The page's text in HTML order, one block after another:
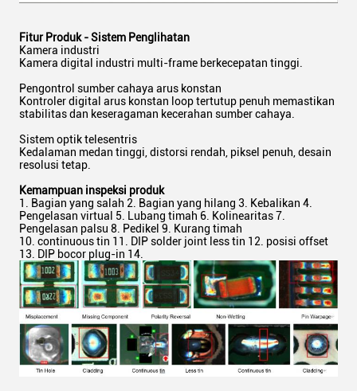
Fitur Produk - Sistem Penglihatan
Kamera industri
Kamera digital industri multi-frame berkecepatan tinggi.
Pengontrol sumber cahaya arus konstan
Kontroler digital arus konstan loop tertutup penuh memastikan
stabilitas dan keseragaman kecerahan sumber cahaya.
Sistem optik telesentris
Kedalaman medan tinggi, distorsi rendah, piksel penuh, desain
resolusi tetap.
Kemampuan inspeksi produk
1. Bagian yang salah 2. Bagian yang hilang 3. Kebalikan 4.
Pengelasan virtual 5. Lubang timah 6. Kolinearitas 7.
Pengelasan palsu 8. Pedikel 9. Kurang timah
10. continuous tin 11. DIP solder joint less tin 12. posisi offset
13. DIP bocor plug-in 14.